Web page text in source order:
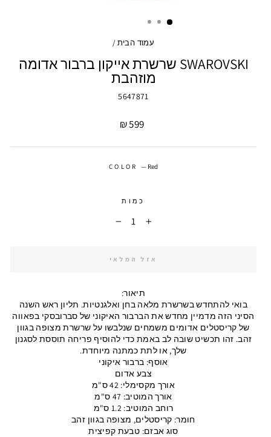
עמוד הבית /
SWAROVSKI שרשרת אייקון ברבור אדומה
מוזהבת
5647871
מחיר
599 ₪
COLOR — Red
כמות
+
אזל המלאי
תיאור:
בואי להתחדש בשרשרת מלאה בחן ואלגנטיות. תליון ראש השנה
הסיני הזה מדמיין מחדש את הברבור האיקוני של סברובסקי בפאווה
של קריסטלים אדומים משמחים שנלבשו על שרשרת מצופה בגוון
זהב. זהו תכשיט שובה לב באמת כדי להוסיף פריחה תוססת לסגנון
שלך, או לתת כמתנה מיוחדת.
אוסף: ברבור איקוני
צבע אדום
אורך מקסימלי: 42 ס"מ
אורך המוטיב: 47 ס"מ
רוחב המוטיב: 1.2 ס"מ
חומר: קריסטלים, מצופה בגוון זהב
סוג אבזם: טבעת קפיצית